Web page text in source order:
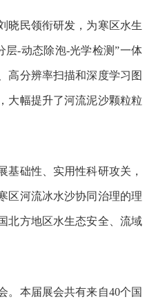
晓民领衔研发，为寒区水生
层-动态除泡-光学检测”一体
高分辨率扫描和深度学习图
大幅提升了河流泥沙颗粒粒
基础性、实用性科研攻关，
区河流冰水沙协同治理的理
北方地区水生态安全、流域
。本届展会共有来自40个国